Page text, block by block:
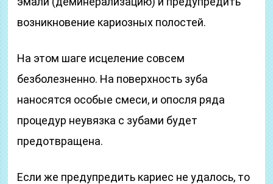
возникновение кариозных полостей.
На этом шаге исцеление совсем
безболезненно. На поверхность зуба
наносятся особые смеси, и опосля ряда
процедур неувязка с зубами будет
предотвращена.
Если же предупредить кариес не удалось, то